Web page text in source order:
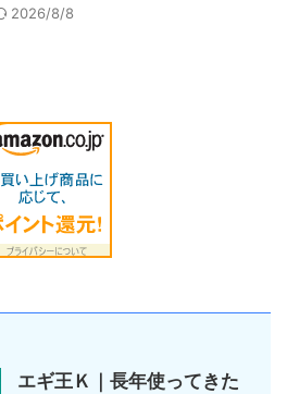
2026/8/8
エギ王Ｋ｜長年使ってきた